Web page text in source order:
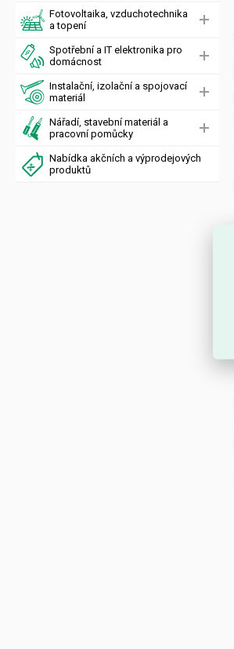
Fotovoltaika, vzduchotechnika
a topení
Spotřební a IT elektronika pro
domácnost
Instalační, izolační a spojovací
materiál
Nářadí, stavební materiál a
pracovní pomůcky
Nabídka akčních a výprodejových
produktů